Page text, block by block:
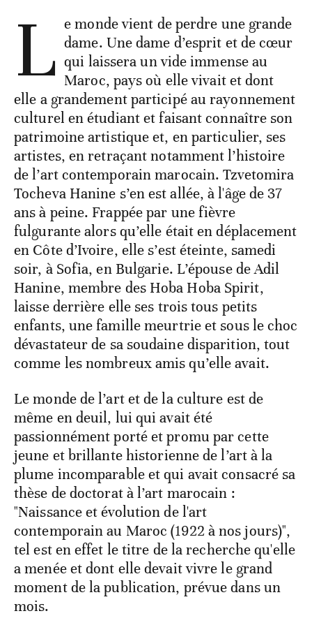
L e monde vient de perdre une grande
dame. Une dame d’esprit et de cœur
qui laissera un vide immense au
Maroc, pays où elle vivait et dont
elle a grandement participé au rayonnement
culturel en étudiant et faisant connaître son
patrimoine artistique et, en particulier, ses
artistes, en retraçant notamment l’histoire
de l’art contemporain marocain. Tzvetomira
Tocheva Hanine s’en est allée, à l'âge de 37
ans à peine. Frappée par une fièvre
fulgurante alors qu’elle était en déplacement
en Côte d’Ivoire, elle s’est éteinte, samedi
soir, à Sofia, en Bulgarie. L’épouse de Adil
Hanine, membre des Hoba Hoba Spirit,
laisse derrière elle ses trois tous petits
enfants, une famille meurtrie et sous le choc
dévastateur de sa soudaine disparition, tout
comme les nombreux amis qu’elle avait.
Le monde de l’art et de la culture est de
même en deuil, lui qui avait été
passionnément porté et promu par cette
jeune et brillante historienne de l’art à la
plume incomparable et qui avait consacré sa
thèse de doctorat à l’art marocain :
"Naissance et évolution de l'art
contemporain au Maroc (1922 à nos jours)",
tel est en effet le titre de la recherche qu'elle
a menée et dont elle devait vivre le grand
moment de la publication, prévue dans un
mois.